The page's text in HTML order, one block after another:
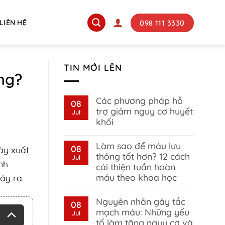
HỆ 098 111 3330
xuất
ra.
TIN MỚI LÊN
08
Jul
Các phương pháp hỗ
trợ giảm nguy cơ huyết
khối
on
Các
phương
pháp
hỗ
trợ
cơ
huyết
khối
08
Jul
Làm sao để máu lưu
thông tốt hơn? 12 cách
cải thiện tuần hoàn
máu theo khoa học
on
Làm
sao
để
08
Jul
Nguyên nhân gây tắc
mạch máu: Những yếu
tố làm tăng nguy cơ và